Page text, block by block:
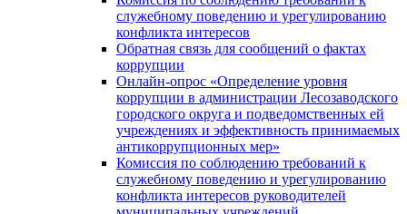
служебному поведению и урегулированию
конфликта интересов
Обратная связь для сообщений о фактах
коррупции
Онлайн-опрос «Определение уровня
коррупции в администрации Лесозаводского
городского округа и подведомственных ей
учреждениях и эффективность принимаемых
антикоррупционных мер»
Комиссия по соблюдению требований к
служебному поведению и урегулированию
конфликта интересов руководителей